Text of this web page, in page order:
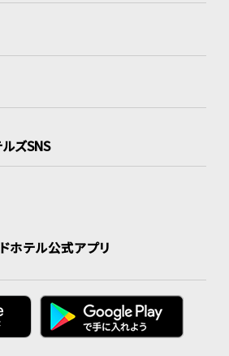
ルズSNS
ホテル公式アプリ